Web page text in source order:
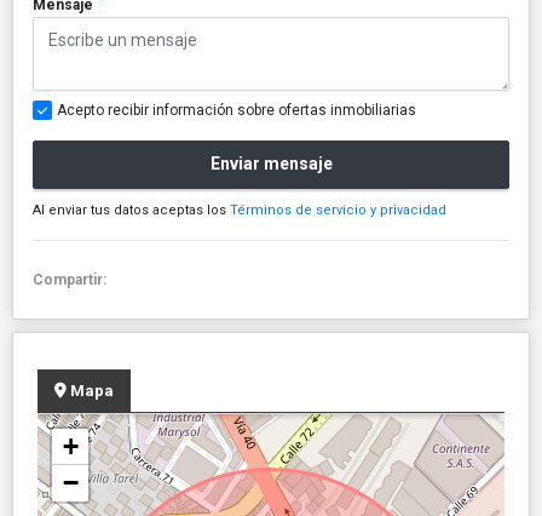
Mensaje
Acepto recibir información sobre ofertas inmobiliarias
Enviar mensaje
Al enviar tus datos aceptas los Términos de servicio y privacidad
Compartir:
Mapa
+
−